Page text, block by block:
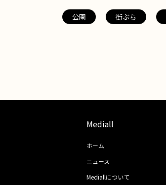
公園 街ぶら
Mediall
ホーム
ニュース
Mediallについて